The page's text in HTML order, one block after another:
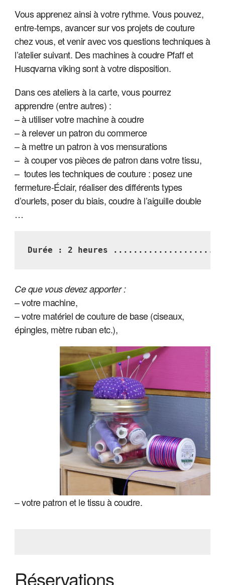
Vous apprenez ainsi à votre rythme. Vous pouvez,
entre-temps, avancer sur vos projets de couture
chez vous, et venir avec vos questions techniques à
l’atelier suivant. Des machines à coudre Pfaff et
Husqvarna viking sont à votre disposition.
Dans ces ateliers à la carte, vous pourrez
apprendre (entre autres) :
– à utiliser votre machine à coudre
– à relever un patron du commerce
– à mettre un patron à vos mensurations
– à couper vos pièces de patron dans votre tissu,
– toutes les techniques de couture : posez une
fermeture-Éclair, réaliser des différents types
d’ourlets, poser du biais, coudre à l’aiguille double
…
Durée : 2 heures
Ce que vous devez apporter :
– votre machine,
– votre matériel de couture de base (ciseaux,
épingles, mètre ruban etc.),
– votre patron et le tissu à coudre.
Réservations